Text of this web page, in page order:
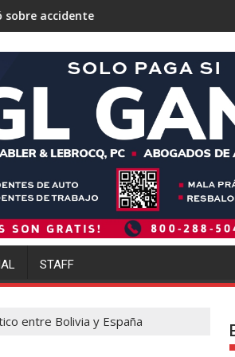
ocurrido en Río de Janeiro, Brasil, en
tribunal de Nuevo México ordenó a
STAFF
entre Bolivia y España